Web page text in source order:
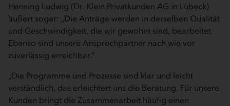
Henning Ludwig (Dr. Klein Privatkunden AG in Lübeck)
äußert sogar: „Die Anträge werden in derselben Qualität
und Geschwindigkeit, die wir gewohnt sind, bearbeitet.
Ebenso sind unsere Ansprechpartner nach wie vor
zuverlässig erreichbar.“
„Die Programme und Prozesse sind klar und leicht
verständlich, das erleichtert uns die Beratung. Für unsere
Kunden bringt die Zusammenarbeit häufig einen